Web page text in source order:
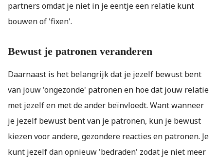
partners omdat je niet in je eentje een relatie kunt
bouwen of 'fixen'.
Bewust je patronen veranderen
Daarnaast is het belangrijk dat je jezelf bewust bent
van jouw 'ongezonde' patronen en hoe dat jouw relatie
met jezelf en met de ander beïnvloedt. Want wanneer
je jezelf bewust bent van je patronen, kun je bewust
kiezen voor andere, gezondere reacties en patronen. Je
kunt jezelf dan opnieuw 'bedraden' zodat je niet meer